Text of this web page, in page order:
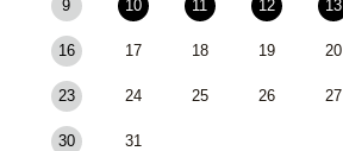
9 10 11 12 13
16 17 18 19 20
23 24 25 26 27
30 31